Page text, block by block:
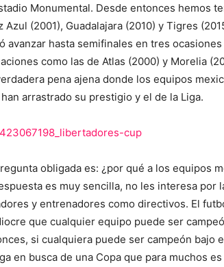
Monumental. Desde entonces hemos
Azul (2001), Guadalajara (2010) y Tigres
avanzar hasta semifinales en tres
como las de Atlas (2000) y Morelia
pena ajena donde los equipos
arrastrado su prestigio y el de la Liga.
obligada es: ¿por qué a los equipos
es muy sencilla, no les interesa por
y entrenadores como directivos. El
que cualquier equipo puede ser
si cualquiera puede ser campeón bajo
en busca de una Copa que para muchos